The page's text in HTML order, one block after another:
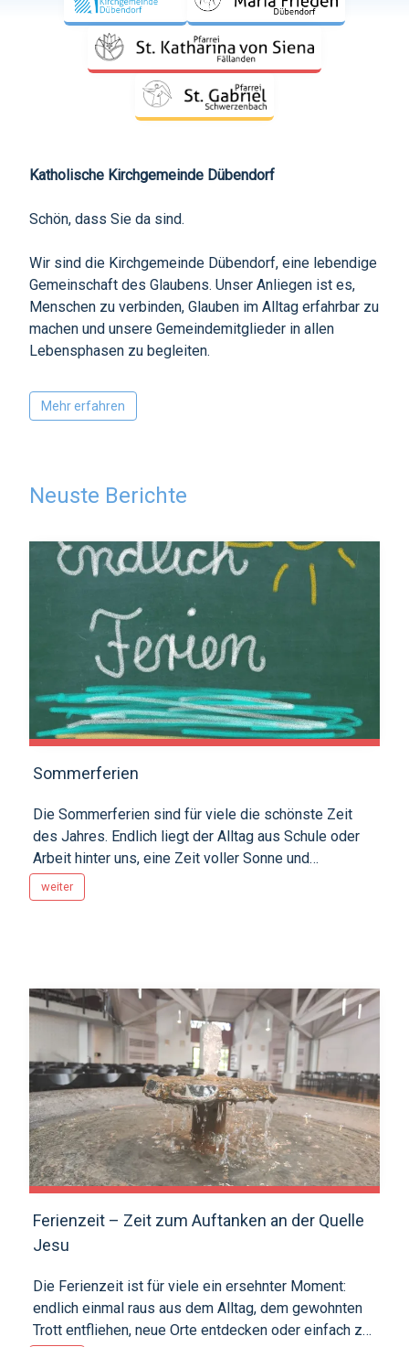
Katholische Kirchgemeinde Dübendorf
Schön, dass Sie da sind.
Wir sind die Kirchgemeinde Dübendorf, eine lebendige
Gemeinschaft des Glaubens. Unser Anliegen ist es,
Menschen zu verbinden, Glauben im Alltag erfahrbar zu
machen und unsere Gemeindemitglieder in allen
Lebensphasen zu begleiten.
Mehr erfahren
Neuste Berichte
Sommerferien
Die Sommerferien sind für viele die schönste Zeit
des Jahres. Endlich liegt der Alltag aus Schule oder
Arbeit hinter uns, eine Zeit voller Sonne und
Abenteuer beginnt. — Ob am Meer, in den Bergen oder
ganz entspannt zu Hause im Garten: Die langen,
gehört zum Sommer einfach dazu. Wir können neue
Kraft schöpfen, die Seele baumeln lassen und
unvergessliche Erinnerungen sammeln. So sind
Sommerferien sind mehr als nur schulfrei, sie sind
eine wohlverdiente Pause für Herz und Kopf. Möge
Gott Sie in dieser besonderen Zeit begleiten, auf all
Ihren Wegen an Ihrer Seite sein und Sie wohlbehalten
und gestärkt nach Hause zurückkehren lassen. Wenn
dunkle Wolken oder Sorgen aufziehen, schenke ER
Ihnen Sonne im Herzen, damit Sie diese Zeit fröhlich
und unbeschwert geniessen können. Wir wünschen
allen einen wunderschönen Sommer und erholsame
Ferien!
weiter
Ferienzeit – Zeit zum Auftanken an der Quelle
Jesu
Die Ferienzeit ist für viele ein ersehnter Moment:
endlich einmal raus aus dem Alltag, dem gewohnten
Trott entfliehen, neue Orte entdecken oder einfach zur